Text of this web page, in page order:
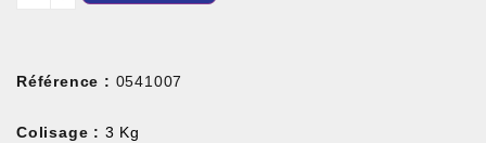
Référence : 0541007
Colisage : 3 Kg